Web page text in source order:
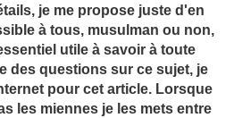
je me propose juste d'en
à tous, musulman ou non,
utile à savoir à toute
des questions sur ce sujet, je
pour cet article. Lorsque
les miennes je les mets entre